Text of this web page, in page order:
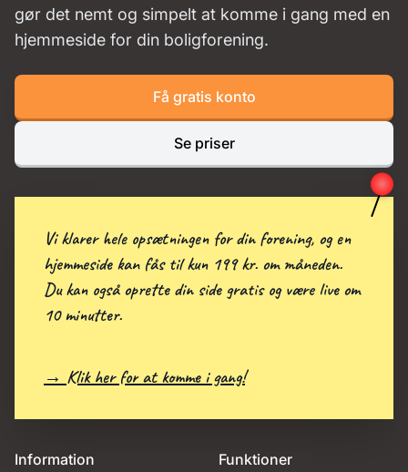
gør det nemt og simpelt at komme i gang med en
hjemmeside for din boligforening.
Få gratis konto
Se priser
Information
Funktioner
Vi klarer hele opsætningen for din forening, og en
hjemmeside kan fås til kun 199 kr. om måneden.
Du kan også oprette din side gratis og være live om
10 minutter.
→ Klik her for at komme i gang!